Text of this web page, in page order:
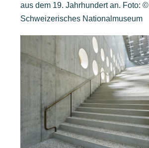
aus dem 19. Jahrhundert an. Foto: ©
Schweizerisches Nationalmuseum